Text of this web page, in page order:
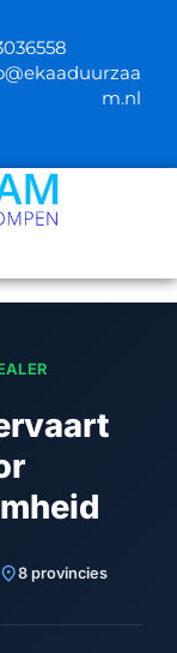
m.nl
location_on8 provincies